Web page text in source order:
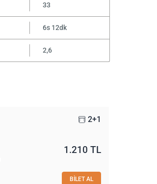
33
6s 12dk
2,6
2+1
1.210 TL
BİLET AL